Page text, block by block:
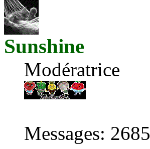
Sunshine
Modératrice
Messages: 2685